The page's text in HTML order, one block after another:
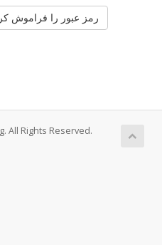
رمز عبور را فراموش
All Rights Reserved.